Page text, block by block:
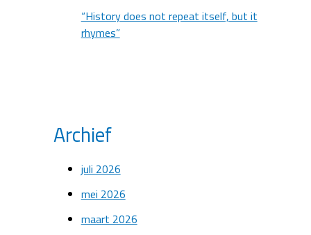
“History does not repeat itself, but it
rhymes”
Archief
juli 2026
mei 2026
maart 2026